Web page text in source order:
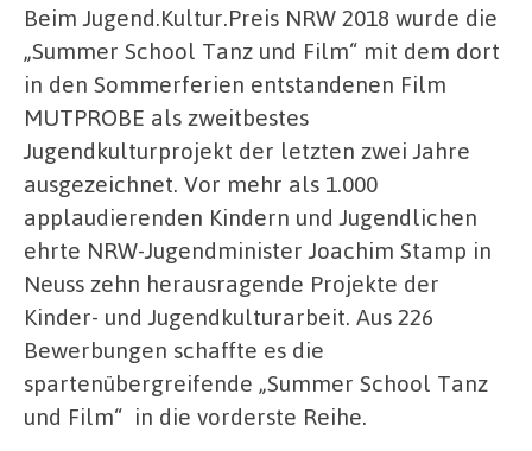
Beim Jugend.Kultur.Preis NRW 2018 wurde die
„Summer School Tanz und Film“ mit dem dort
in den Sommerferien entstandenen Film
MUTPROBE als zweitbestes
Jugendkulturprojekt der letzten zwei Jahre
ausgezeichnet. Vor mehr als 1.000
applaudierenden Kindern und Jugendlichen
ehrte NRW-Jugendminister Joachim Stamp in
Neuss zehn herausragende Projekte der
Kinder- und Jugendkulturarbeit. Aus 226
Bewerbungen schaffte es die
spartenübergreifende „Summer School Tanz
und Film“ in die vorderste Reihe.